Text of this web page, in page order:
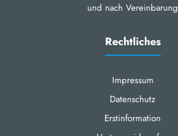
und nach Vereinbarung
Rechtliches
Impressum
Datenschutz
Erstinformation